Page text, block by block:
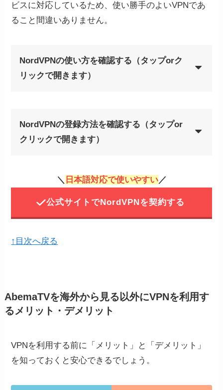
にユーザー名とパスワードが送られてきま
上記画像にはVPNアプリのダウンロードリン
以上の行程でVPNの登録は終了します。
ビスに対応しているため、使い勝手のよいVPNであ
ること間違いありません。
NordVPNの使い方を確認する（タップorク
リックで開きます）
Nordアカウントにログインす
る
ダウンロードしたNordVPNのアプリを開く
と、ログイン画面が表示されるので、「ログ
ントにログインしましょう。
STEP
NordVPNの登録方法を確認する（タップor
クリックで開きます）
入ページへ飛ぶ
NordVPNの公式サイトから「NordVPNを購
入」をクリック。
STEP 購入プランを選ぶ
＼ 日本語対応で使いやすい／
公式サイトでNordVPNを契約する
↑目次へ戻る
AbemaTVを海外から見る以外にVPNを利用す
るメリット・デメリット
VPNを利用する前に「メリット」と「デメリット」
を知っておくと安心できるでしょう。